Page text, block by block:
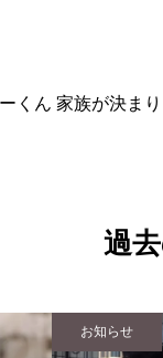
くん 家族が決まり
過
お知らせ